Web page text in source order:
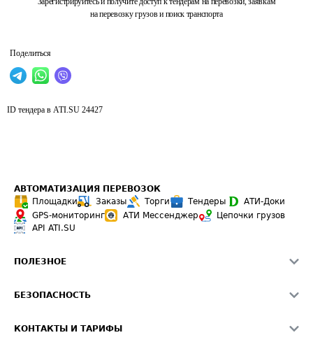
на перевозку грузов и поиск транспорта
Поделиться
ID тендера в ATI.SU 24427
АВТОМАТИЗАЦИЯ ПЕРЕВОЗОК
Площадки
Заказы Торги Тендеры
АТИ-Доки
GPS-мониторинг
АТИ Мессенджер
Цепочки грузов
API ATI.SU
ПОЛЕЗНОЕ
Звезды ATI.SU на вашем сайте
БЕЗОПАСНОСТЬ
КОНТАКТЫ И ТАРИФЫ